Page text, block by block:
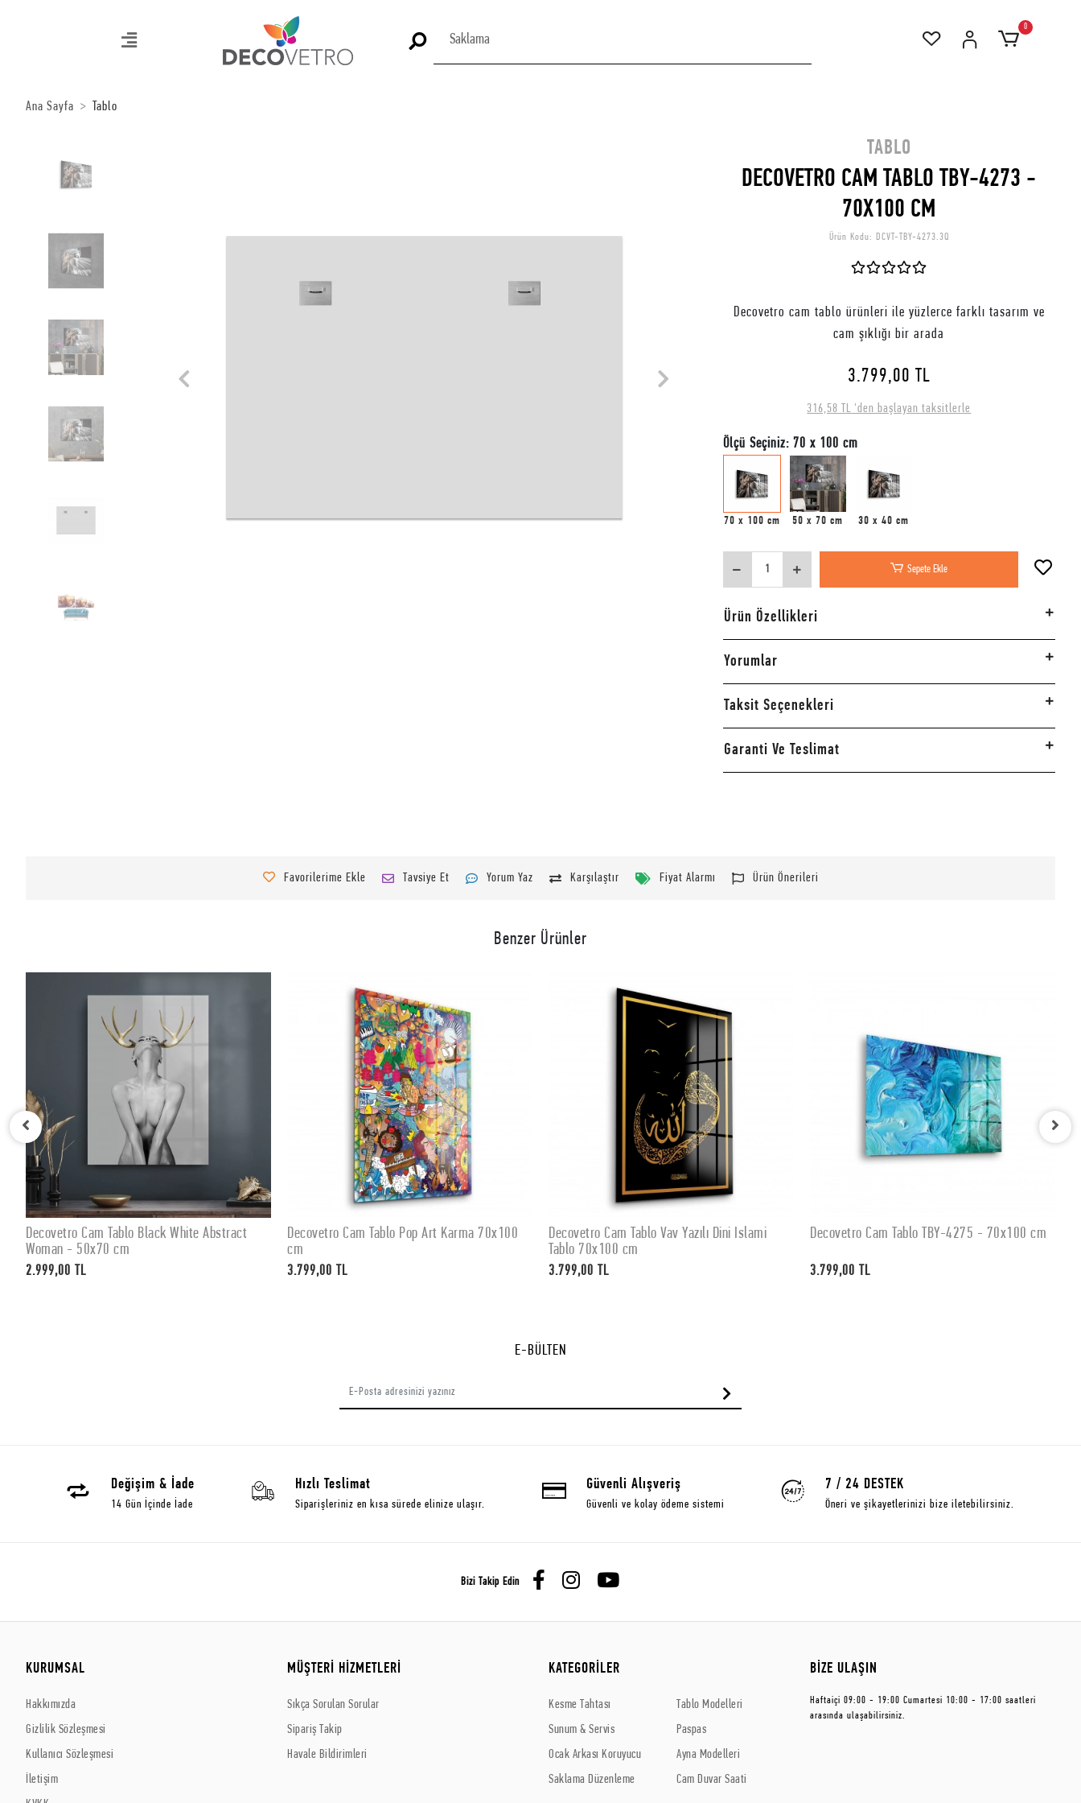
0
Ana Sayfa Tablo
TABLO
DECOVETRO CAM TABLO TBY-4273 -
70X100 CM
Ürün Kodu: DCVT-TBY-4273.3Q
Decovetro cam tablo ürünleri ile yüzlerce farklı tasarım ve
cam şıklığı bir arada
3.799,00 TL
316,58 TL 'den başlayan taksitlerle
Ölçü Seçiniz: 70 x 100 cm
70 x 100 cm 50 x 70 cm 30 x 40 cm
Sepete Ekle
Ürün Özellikleri
Yorumlar
Taksit Seçenekleri
Garanti Ve Teslimat
Favorilerime Ekle Tavsiye Et Yorum Yaz Karşılaştır Fiyat Alarmı Ürün Önerileri
Benzer Ürünler
SEPETE EKLE
Decovetro Cam Tablo Black White Abstract
Woman - 50x70 cm
2.999,00 TL
SEPETE EKLE
Decovetro Cam Tablo Pop Art Karma 70x100
cm
3.799,00 TL
SEPETE EKLE
Decovetro Cam Tablo Vav Yazılı Dini İslami
Tablo 70x100 cm
3.799,00 TL
SEPETE EKLE
Decovetro Cam Tablo TBY-4275 - 70x100 cm
3.799,00 TL
E-BÜLTEN
Değişim & İade
14 Gün İçinde İade
Hızlı Teslimat
Siparişleriniz en kısa sürede elinize ulaşır.
Güvenli Alışveriş
Güvenli ve kolay ödeme sistemi
7 / 24 DESTEK
Öneri ve şikayetlerinizi bize iletebilirsiniz.
Bizi Takip Edin
KURUMSAL
Hakkımızda
Gizlilik Sözleşmesi
Kullanıcı Sözleşmesi
İletişim
MÜŞTERİ HİZMETLERİ
Sıkça Sorulan Sorular
Sipariş Takip
Havale Bildirimleri
KATEGORİLER
Kesme Tahtası
Sunum & Servis
Ocak Arkası Koruyucu
Saklama Düzenleme
Tablo Modelleri
Paspas
Ayna Modelleri
Cam Duvar Saati
BİZE ULAŞIN
Haftaiçi 09:00 - 19:00 Cumartesi 10:00 - 17:00 saatleri
arasında ulaşabilirsiniz.